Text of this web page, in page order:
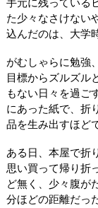
た少々なさけない
込んだのは、大学
がむしゃらに勉強
目標からズルズル
もない日々を過ご
にあった紙で、折
品を生み出すほど
ある日、本屋で折
思い買って帰り折
ど無く、少々腹が
分ほどの距離だっ